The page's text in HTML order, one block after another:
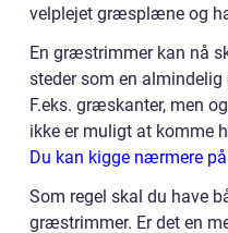
velplejet græsplæne og
En græstrimmer kan nå
steder som en
F.eks. græskanter, men
ikke er muligt at komme
Du kan kigge nærmere
Som regel skal du have
græstrimmer. Er det en